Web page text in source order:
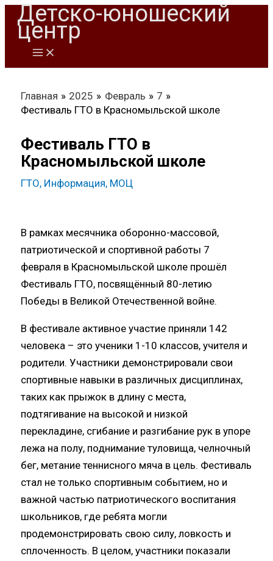
Перейти
содержимому
Детско-юношеский
центр
Главная 2025 Февраль
7
Фестиваль ГТО в Красномыльской школе
Фестиваль ГТО в
Красномыльской школе
ГТО, Информация, МОЦ
В рамках месячника оборонно-массовой,
патриотической и спортивной работы 7
февраля в Красномыльской школе прошёл
Фестиваль ГТО, посвящённый 80-летию
Победы в Великой Отечественной войне.
В фестивале активное участие приняли 142
человека – это ученики 1-10 классов, учителя и
родители. Участники демонстрировали свои
спортивные навыки в различных дисциплинах,
таких как прыжок в длину с места,
подтягивание на высокой и низкой
перекладине, сгибание и разгибание рук в упоре
лежа на полу, поднимание туловища, челночный
бег, метание теннисного мяча в цель. Фестиваль
стал не только спортивным событием, но и
важной частью патриотического воспитания
школьников, где ребята могли
продемонстрировать свою силу, ловкость и
сплоченность. В целом, участники показали